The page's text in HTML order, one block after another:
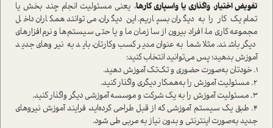
تفویض اختیار، واگذاری یا واسپاری کارها، یعنی مسئولیت انجام چند بخش یا
تمام یک کار را به دیگران بسپاریم. این دیگران، می‌توانند همکاران داخل
مجموعه کاری ما، افراد بیرون از سازمان ما و یا حتی سیستم‌ها و نرم‌افزارهای
دیگر باشند. مثلا شما به‌عنوان مدیر کسب‌وکارتان، باید به نیروهای جدید
آموزش بدهید؛ پس می‌توانید انتخاب کنید:
1. خودتان به‌صورت حضوری و تک‌تک آموزش دهید.
2. مسئولیت آموزش را به‌همکار د‌یگری واگذار کنید.
3. مسئولیت آموزش را به یک شرکت و موسسه آموزشی دیگر واگذار کنید.
4. طبق یک سیستم آموزشی که از قبل طراحی کرده‌اید، فرایند آموزش نیروهای
جدید به‌صورت اینترنتی و بدون نیاز به مربی طی شود.